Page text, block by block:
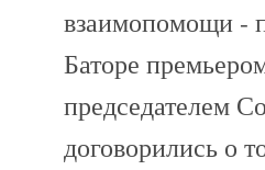
взаимопомощи -
Баторе
председателем
договорились о